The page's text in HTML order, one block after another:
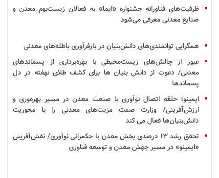
ظرفیت‌های فناورانه جشنواره «ایما» به فعالان زیست‌بوم معدن و
صنایع معدنی معرفی می‌شود
همگرایی توانمندی‌هایدانش‌بنیاندربازفرآوریباطله‌های معدنی
عبور از چالش‌های زیست‌محیطی با بهره‌برداری از پسماندهای
معدنی/ دعوت از دانش بنیان ها برای کشف طلای نهفته در دل
پسماندها
ایمینو؛ حلقه اتصال نوآوریبا صنعت معدندر مسیر بهره‌وری و
ارزش‌آفرینی/ وزارت صمت مزیت‌های معدنی را با محوریت
دانش‌بنیان‌ها فعال می کند
تحقق رشد
۱۳ درصدی بخش معدن با حکمرانی نوآوری/ نقش‌آفرینی
«ایمینو» در مسیر جهش معدن و توسعهفناوری